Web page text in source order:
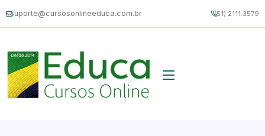
suporte@cursosonlineeduca.com.br (51) 2111.3579